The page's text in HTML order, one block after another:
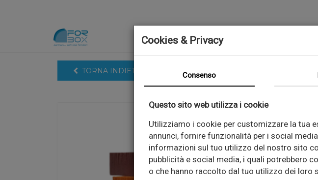
TORNA INDIETRO
Cookies & Privacy
Consenso
Questo sito web utilizza i cookie
Utilizziamo i cookie per customizzare la tua
annunci, fornire funzionalità per i social
informazioni sul tuo utilizzo del nostro sito
pubblicità e social media, i quali potrebbero
o che hanno raccolto dal tuo utilizzo dei loro